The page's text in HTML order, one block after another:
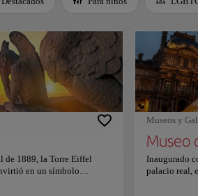
de 1889, la Torre Eiffel
en un símbolo
Museos y
Museo
Inaugurado
palacio real,